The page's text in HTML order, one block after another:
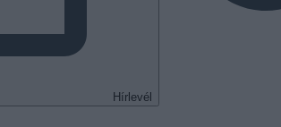
Hírlevél